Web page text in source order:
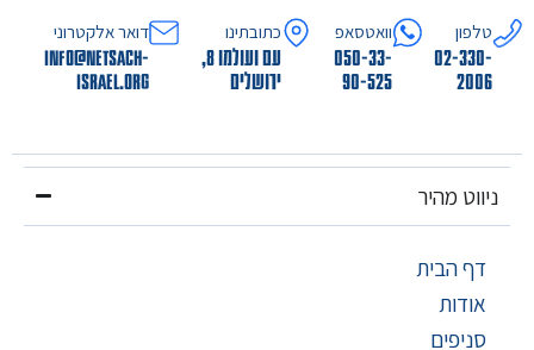
טלפון
02-330-
2006
וואטסאפ
050-33-
90-525
כתובתינו
עם ועולמו 8,
ירושלים
דואר אלקטרוני
info@netsach-
israel.org
ניווט מהיר
דף הבית
אודות
סניפים